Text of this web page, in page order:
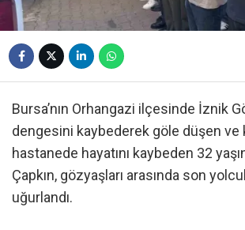
Bursa’nın Orhangazi ilçesinde İznik
dengesini kaybederek göle düşen ve
hastanede hayatını kaybeden 32
Çapkın, gözyaşları arasında son
uğurlandı.